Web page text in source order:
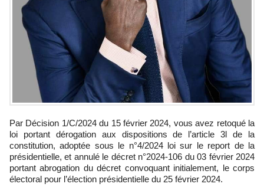
Par Décision 1/C/2024 du 15 février 2024, vous avez retoqué la
loi portant dérogation aux dispositions de l’article 3l de la
constitution, adoptée sous le n°4/2024 loi sur le report de la
présidentielle, et annulé le décret n°2024-106 du 03 février 2024
portant abrogation du décret convoquant initialement, le corps
électoral pour l’élection présidentielle du 25 février 2024.